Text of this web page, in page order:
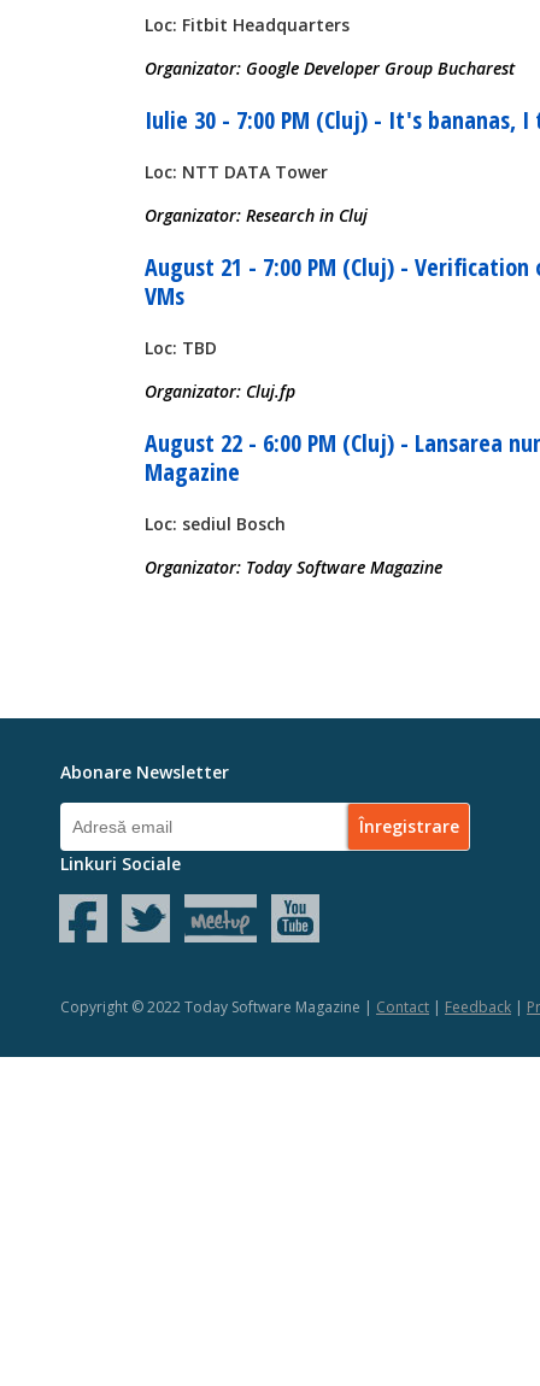
Loc: Fitbit Headquarters
Organizator: Google Developer Group Bucharest
Iulie 30 - 7:00 PM (Cluj) - It's bananas,
Loc: NTT DATA Tower
Organizator: Research in Cluj
August 21 - 7:00 PM (Cluj) -
VMs
Loc: TBD
Organizator: Cluj.fp
August 22 - 6:00 PM (Cluj) - Lansarea
Magazine
Loc: sediul Bosch
Organizator: Today Software Magazine
Abonare Newsletter
Linkuri Sociale
Copyright © 2022 Today Software Magazine | Contact | Feedback |